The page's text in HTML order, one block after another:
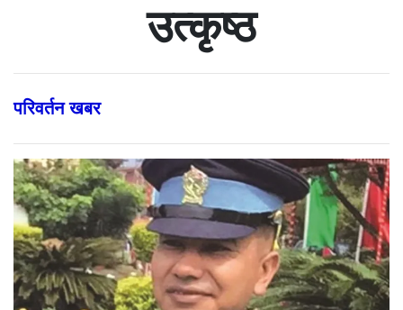
उत्कृष्ठ
परिवर्तन खबर